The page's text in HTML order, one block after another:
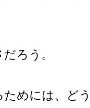
だろう。
めには、ど